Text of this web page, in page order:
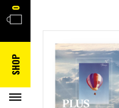
PANIER
0
SHOP
Littérature
Luxembourg
Coupon
ml
de
en